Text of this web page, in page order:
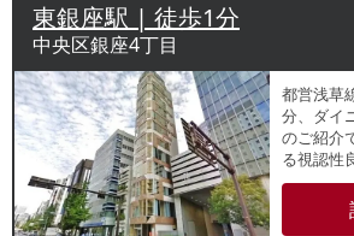
東銀座駅 | 徒歩1分
中央区銀座4丁目
都営浅草
分、ダイ
のご紹介
る視認性
ト。他フ
店、美容
が営業中